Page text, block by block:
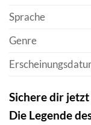
Sprache
Genre
Sichere dir
Die Legende